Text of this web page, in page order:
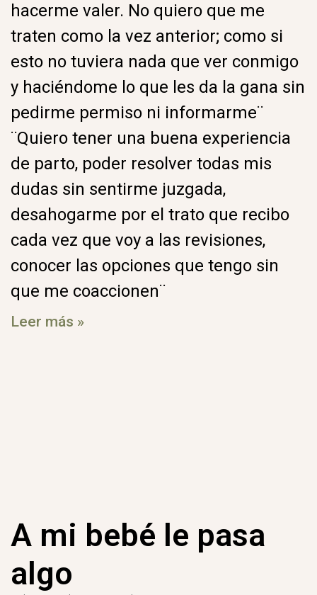
hacerme valer. No quiero que me
traten como la vez anterior; como si
esto no tuviera nada que ver conmigo
y haciéndome lo que les da la gana sin
pedirme permiso ni informarme¨
¨Quiero tener una buena experiencia
de parto, poder resolver todas mis
dudas sin sentirme juzgada,
desahogarme por el trato que recibo
cada vez que voy a las revisiones,
conocer las opciones que tengo sin
que me coaccionen¨
Leer más »
A mi bebé le pasa
algo